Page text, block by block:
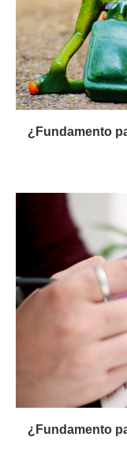
¿Fundamento
¿Fundamento